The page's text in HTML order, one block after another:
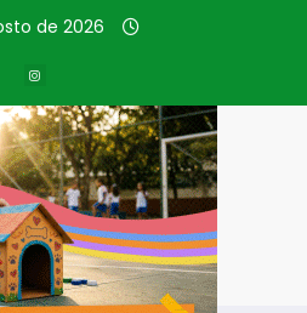
de 2026
da Árvore
Dia da Árvore